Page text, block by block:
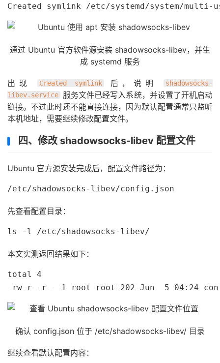
Created symlink /etc/systemd/system/
通过 Ubuntu 官方软件源安装 shadowsocks-libev，并生
成 systemd 服务
出现 Created symlink 后，说明
shadowsocks-
libev.service
服务文件已经写入系统，并设置了开机启动
链接。不过此时还不能直接连接，因为默认配置通常只监听
本机地址，需要继续修改配置文件。
四、修改 shadowsocks-libev 配置文件
Ubuntu 官方源安装完成后，配置文件路径为：
/etc/shadowsocks-libev/config.json
先查看配置目录：
ls -l /etc/shadowsocks-libev/
本文实测返回结果如下：
total 4
-rw-r--r-- 1 root root 202 Jun  5 04:24
确认 config.json 位于 /etc/shadowsocks-libev/ 目录
继续查看默认配置内容：